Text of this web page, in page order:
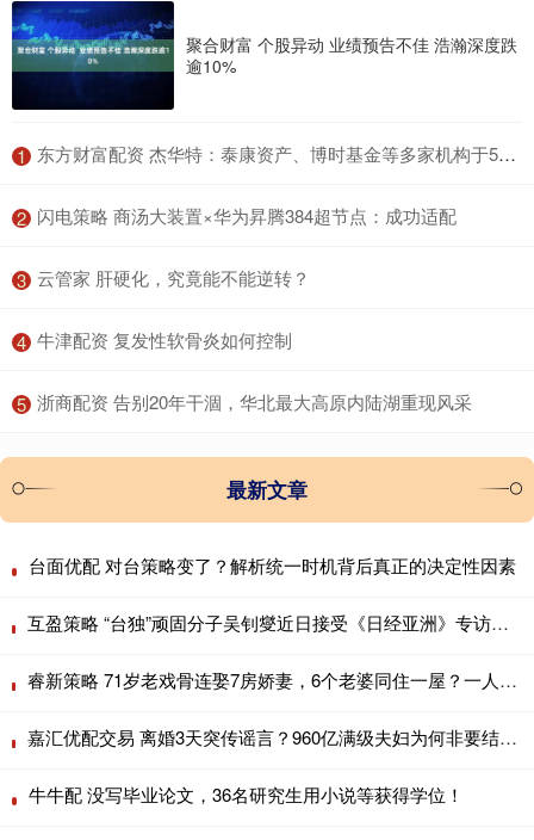
聚合财富 个股异动 业绩预告不佳 浩瀚深度跌
逾10%
1 ​东方财富配资 杰华特：泰康资产、博时基金等多家机构于5月23日调研我司
2 ​闪电策略 商汤大装置×华为昇腾384超节点：成功适配
3 ​云管家 肝硬化，究竟能不能逆转？
4 ​牛津配资 复发性软骨炎如何控制
5 ​浙商配资 告别20年干涸，华北最大高原内陆湖重现风采
最新文章
台面优配 对台策略变了？解析统一时机背后真正的决定性因素
互盈策略 “台独”顽固分子吴钊燮近日接受《日经亚洲》专访时狂妄声称，“台湾正分
睿新策略 71岁老戏骨连娶7房娇妻，6个老婆同住一屋？一人每月7万零花
嘉汇优配交易 离婚3天突传谣言？960亿满级夫妇为何非要结束神仙婚姻？
牛牛配 没写毕业论文，36名研究生用小说等获得学位！